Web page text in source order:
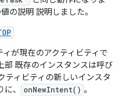
の説明 説明しました。
ィが現在のアクティビティで
部 既存のインスタンスは呼び
ティビティの新しいインスタ
、
onNewIntent() 。